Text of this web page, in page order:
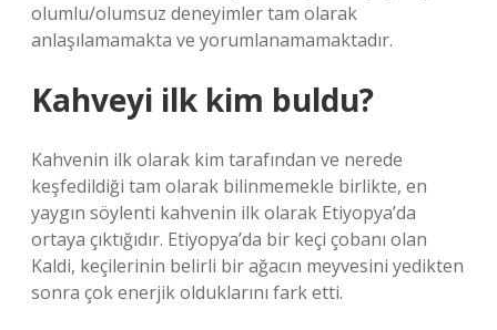
olumlu/olumsuz deneyimler tam olarak
anlaşılamamakta ve yorumlanamamaktadır.
Kahveyi ilk kim buldu?
Kahvenin ilk olarak kim tarafından ve nerede
keşfedildiği tam olarak bilinmemekle birlikte, en
yaygın söylenti kahvenin ilk olarak Etiyopya’da
ortaya çıktığıdır. Etiyopya’da bir keçi çobanı olan
Kaldi, keçilerinin belirli bir ağacın meyvesini yedikten
sonra çok enerjik olduklarını fark etti.